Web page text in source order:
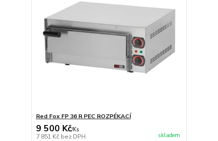
Red Fox FP 36 R PEC ROZPÉKACÍ
9 500 Kč/Ks
7 851 Kč bez DPH skladem